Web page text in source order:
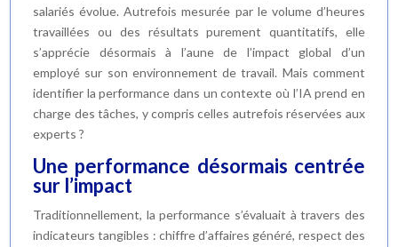
salariés évolue. Autrefois mesurée par le volume d’heures
travaillées ou des résultats purement quantitatifs, elle
s’apprécie désormais à l’aune de l’impact global d’un
employé sur son environnement de travail. Mais comment
identifier la performance dans un contexte où l’IA prend en
charge des tâches, y compris celles autrefois réservées aux
experts ?
Une performance désormais centrée
sur l’impact
Traditionnellement, la performance s’évaluait à travers des
indicateurs tangibles : chiffre d’affaires généré, respect des